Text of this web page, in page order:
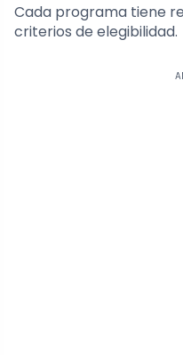
Cada programa tiene
criterios de elegibilidad.